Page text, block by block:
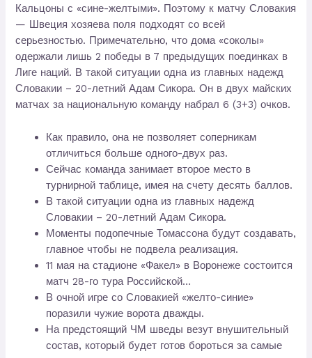
Кальцоны с «сине-желтыми». Поэтому к матчу Словакия
— Швеция хозяева поля подходят со всей
серьезностью. Примечательно, что дома «соколы»
одержали лишь 2 победы в 7 предыдущих поединках в
Лиге наций. В такой ситуации одна из главных надежд
Словакии – 20-летний Адам Сикора. Он в двух майских
матчах за национальную команду набрал 6 (3+3) очков.
Как правило, она не позволяет соперникам
отличиться больше одного-двух раз.
Сейчас команда занимает второе место в
турнирной таблице, имея на счету десять баллов.
В такой ситуации одна из главных надежд
Словакии – 20-летний Адам Сикора.
Моменты подопечные Томассона будут создавать,
главное чтобы не подвела реализация.
11 мая на стадионе «Факел» в Воронеже состоится
матч 28-го тура Российской…
В очной игре со Словакией «желто-синие»
поразили чужие ворота дважды.
На предстоящий ЧМ шведы везут внушительный
состав, который будет готов бороться за самые